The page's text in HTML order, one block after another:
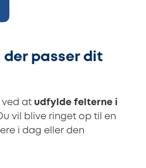
der passer dit
ved at udfylde felterne i
vil blive ringet op til en
i dag eller den